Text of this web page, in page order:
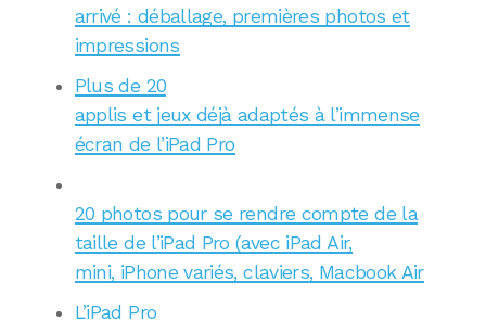
arrivé : déballage, premières photos et
impressions
Plus de 20
applis et jeux déjà adaptés à l’immense
écran de l’iPad Pro
20 photos pour se rendre compte de la
taille de l’iPad Pro (avec iPad Air,
mini, iPhone variés, claviers, Macbook Air
L’iPad Pro